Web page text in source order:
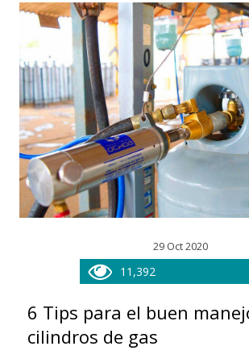
29 Oct 2020
11,392
6 Tips para el buen
cilindros de gas